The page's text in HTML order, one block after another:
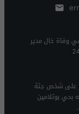
وفاة خال مدير
على شخص جثة
بحي بوتلامين